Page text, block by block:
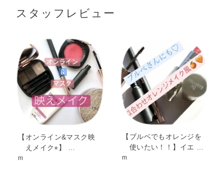
ピレン）コポリマー・トリイソステアリン酸ポリグリセリ
合成ワックス・ポリエチレン・キャンデリラロウ・ジメチ
ルシリル化シリカ・タルク・オウゴン根エキス・ケイケッ
トウエキス・シラカンバ樹液・シラカンバ樹皮エキス・ゼ
ニアオイエキス・トコフェロール・パルミトイルペンタペ
プチド－4・加水分解コラーゲン・BG・BHT・DPG・PEG
－9ポリジメチルシロキシエチルジメチコン・エタノー
ル・オクチルドデカノール・オレイン酸フィトステリル・
カルボマー・キサンタンガム・グリセリン・コハク酸・コ
ハク酸2Na・ジメチコン・スクワラン・トリイソステアリ
ン酸イソプロピルチタン・ハイドロゲンジメチコン・ポリ
スタッフレビュー
【オンライン&マスク映
えメイク⭐︎】 …
m
【ブルベでもオレンジを
使いたい！！】イエ …
m